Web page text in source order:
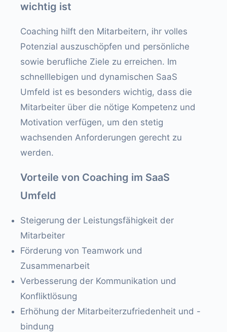
wichtig ist
Coaching hilft den Mitarbeitern, ihr volles
Potenzial auszuschöpfen und persönliche
sowie berufliche Ziele zu erreichen. Im
schnelllebigen und dynamischen SaaS
Umfeld ist es besonders wichtig, dass die
Mitarbeiter über die nötige Kompetenz und
Motivation verfügen, um den stetig
wachsenden Anforderungen gerecht zu
werden.
Vorteile von Coaching im SaaS
Umfeld
Steigerung der Leistungsfähigkeit der
Mitarbeiter
Förderung von Teamwork und
Zusammenarbeit
Verbesserung der Kommunikation und
Konfliktlösung
Erhöhung der Mitarbeiterzufriedenheit und -
bindung